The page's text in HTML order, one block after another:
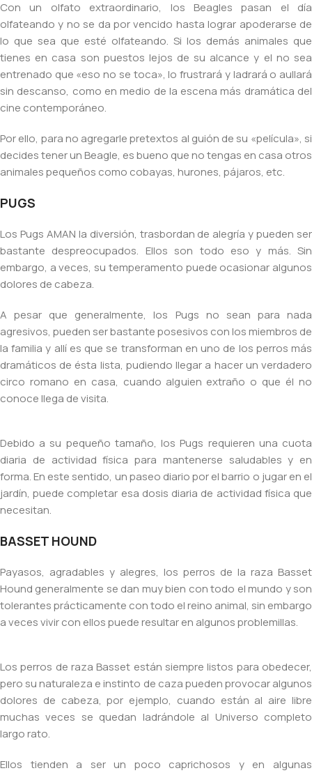
Con un olfato extraordinario, los Beagles pasan el día
olfateando y no se da por vencido hasta lograr apoderarse de
lo que sea que esté olfateando. Si los demás animales que
tienes en casa son puestos lejos de su alcance y el no sea
entrenado que «eso no se toca», lo frustrará y ladrará o aullará
sin descanso, como en medio de la escena más dramática del
cine contemporáneo.
Por ello, para no agregarle pretextos al guión de su «película», si
decides tener un Beagle, es bueno que no tengas en casa otros
animales pequeños como cobayas, hurones, pájaros, etc.
PUGS
Los Pugs AMAN la diversión, trasbordan de alegría y pueden ser
bastante despreocupados. Ellos son todo eso y más. Sin
embargo, a veces, su temperamento puede ocasionar algunos
dolores de cabeza.
A pesar que generalmente, los Pugs no sean para nada
agresivos, pueden ser bastante posesivos con los miembros de
la familia y allí es que se transforman en uno de los perros más
dramáticos de ésta lista, pudiendo llegar a hacer un verdadero
circo romano en casa, cuando alguien extraño o que él no
conoce llega de visita.
Debido a su pequeño tamaño, los Pugs requieren una cuota
diaria de actividad física para mantenerse saludables y en
forma. En este sentido, un paseo diario por el barrio o jugar en el
jardín, puede completar esa dosis diaria de actividad física que
necesitan.
BASSET HOUND
Payasos, agradables y alegres, los perros de la raza Basset
Hound generalmente se dan muy bien con todo el mundo y son
tolerantes prácticamente con todo el reino animal, sin embargo
a veces vivir con ellos puede resultar en algunos problemillas.
Los perros de raza Basset están siempre listos para obedecer,
pero su naturaleza e instinto de caza pueden provocar algunos
dolores de cabeza, por ejemplo, cuando están al aire libre
muchas veces se quedan ladrándole al Universo completo
largo rato.
Ellos tienden a ser un poco caprichosos y en algunas